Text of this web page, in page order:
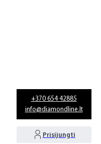
+370 654 42885
info@diamondline.lt
Prisijungti